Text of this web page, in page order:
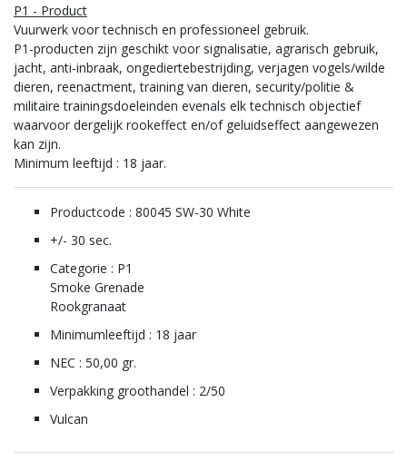
P1 - Product
Vuurwerk voor technisch en professioneel gebruik.
P1-producten zijn geschikt voor signalisatie, agrarisch gebruik,
jacht, anti-inbraak, ongediertebestrijding, verjagen vogels/wilde
dieren, reenactment, training van dieren, security/politie &
militaire trainingsdoeleinden evenals elk technisch objectief
waarvoor dergelijk rookeffect en/of geluidseffect aangewezen
kan zijn.
Minimum leeftijd : 18 jaar.
Productcode : 80045 SW-30 White
+/- 30 sec.
Categorie : P1
Smoke Grenade
Rookgranaat
Minimumleeftijd : 18 jaar
NEC : 50,00 gr.
Verpakking groothandel : 2/50
Vulcan
80045 Smoke Grenade
Smoke Grenade Wire Pull